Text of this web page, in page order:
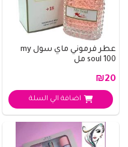
عطر فرموني ماي سول my
soul 100 مل
₪20
اضافة الي السلة